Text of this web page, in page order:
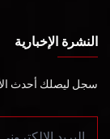
النشرة الإخبارية
سجل ليصلك أحدث